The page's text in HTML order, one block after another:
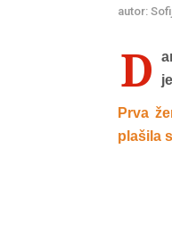
autor:
D
Prva
plašila